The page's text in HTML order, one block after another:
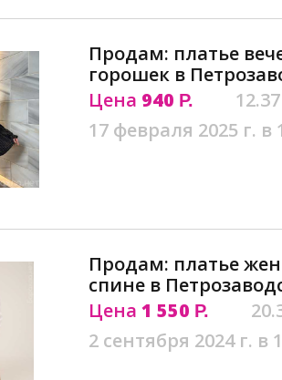
Продам: платье
горошек в
Цена 940 Р.
17 февраля 2025 г. в
Продам: платье
спине в
Цена 1 550 Р.
2 сентября 2024 г. в